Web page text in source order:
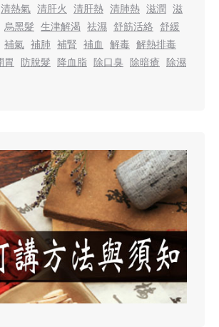
清熱氣 清肝火 清肝熱 清肺熱 滋潤 滋
烏黑髮 生津解渴 祛濕 舒筋活絡 舒緩
補氣 補肺 補腎 補血 解毒 解熱排毒
胃 防脫髮 降血脂 除口臭 除暗瘡 除濕